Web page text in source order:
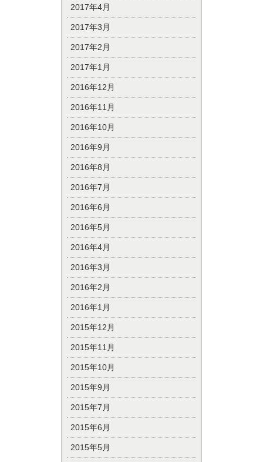
2017年4月
2017年3月
2017年2月
2017年1月
2016年12月
2016年11月
2016年10月
2016年9月
2016年8月
2016年7月
2016年6月
2016年5月
2016年4月
2016年3月
2016年2月
2016年1月
2015年12月
2015年11月
2015年10月
2015年9月
2015年7月
2015年6月
2015年5月